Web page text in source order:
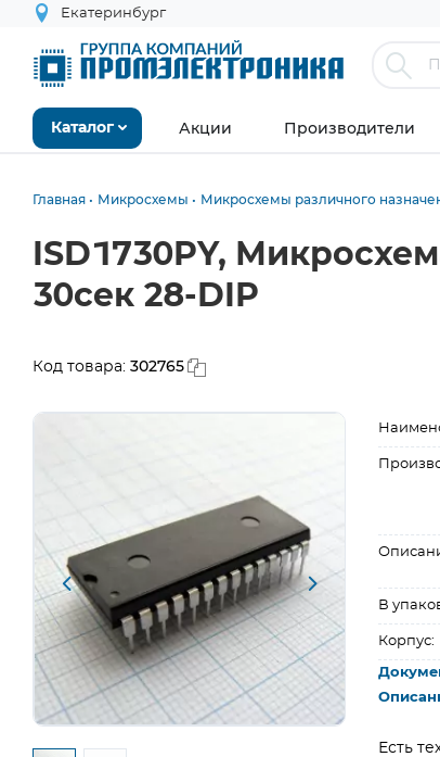
Екатеринбург
Каталог Акции Производители
Главная Микросхемы Микросхемы различного
ISD1730PY,
30сек 28-DIP
Код товара: 302765
В
Корпус:
Есть